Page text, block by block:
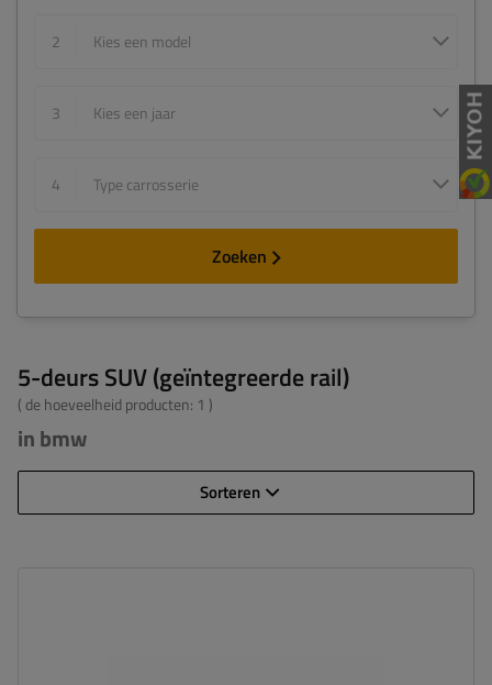
2 Kies een model
3 Kies een jaar
4 Type carrosserie
Zoeken
5-deurs SUV (geïntegreerde rail)
( de hoeveelheid producten: 1 )
in bmw
Sorteren